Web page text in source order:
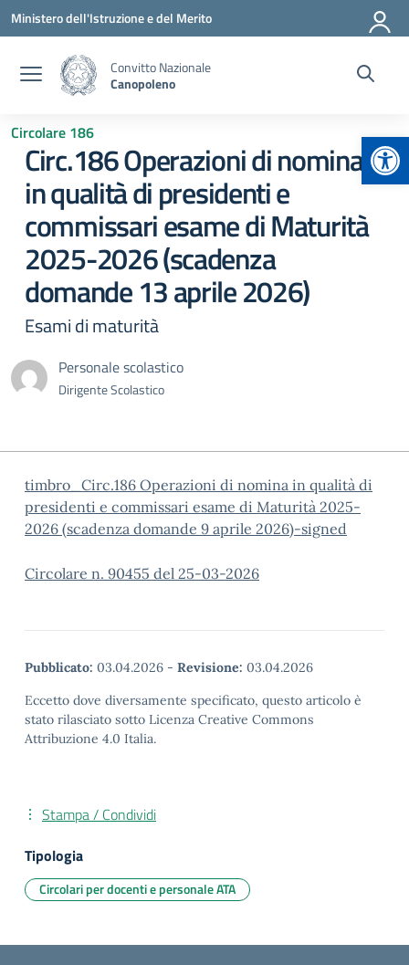
Vai ai contenuti
Vai al menu di navigazione
Vai al footer
Ministero dell'Istruzione e del Merito
Convitto Nazionale
Canopoleno
Circolare 186
Circ.186 Operazioni di nomina
in qualità di presidenti e
commissari esame di Maturità
2025-2026 (scadenza
domande 13 aprile 2026)
Esami di maturità
Personale scolastico
Dirigente Scolastico
timbro_Circ.186 Operazioni di nomina in qualità di
presidenti e commissari esame di Maturità 2025-
2026 (scadenza domande 9 aprile 2026)-signed
Circolare n. 90455 del 25-03-2026
Pubblicato: 03.04.2026 - Revisione: 03.04.2026
Eccetto dove diversamente specificato, questo articolo è
stato rilasciato sotto Licenza Creative Commons
Attribuzione 4.0 Italia.
Stampa / Condividi
Tipologia
Circolari per docenti e personale ATA